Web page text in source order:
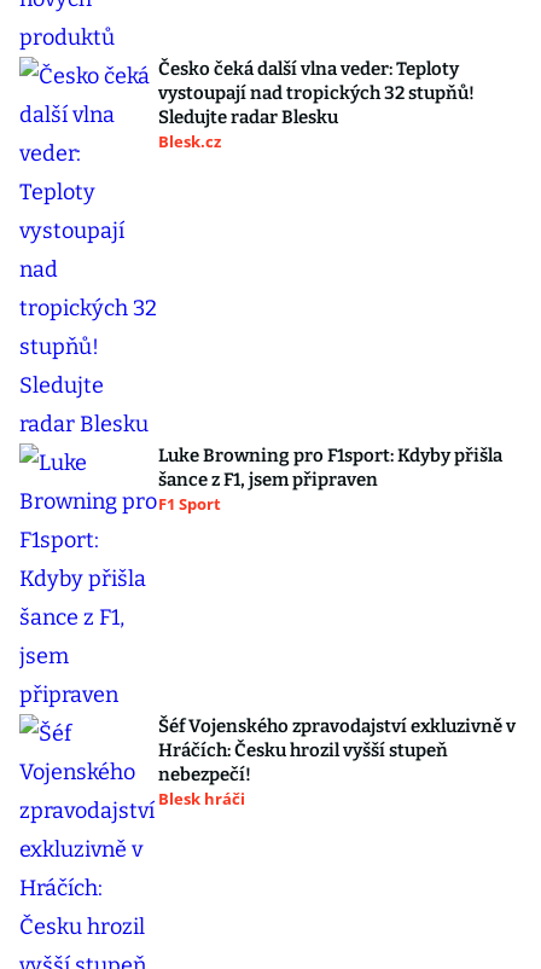
Česko čeká další vlna veder: Teploty
vystoupají nad tropických 32 stupňů!
Sledujte radar Blesku
Blesk.cz
Luke Browning pro F1sport: Kdyby přišla
šance z F1, jsem připraven
F1 Sport
Šéf Vojenského zpravodajství exkluzivně v
Hráčích: Česku hrozil vyšší stupeň
nebezpečí!
Blesk hráči